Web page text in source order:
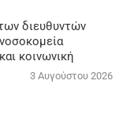
διευθυντών
κοινωνική
3 Αυγούστου 2026